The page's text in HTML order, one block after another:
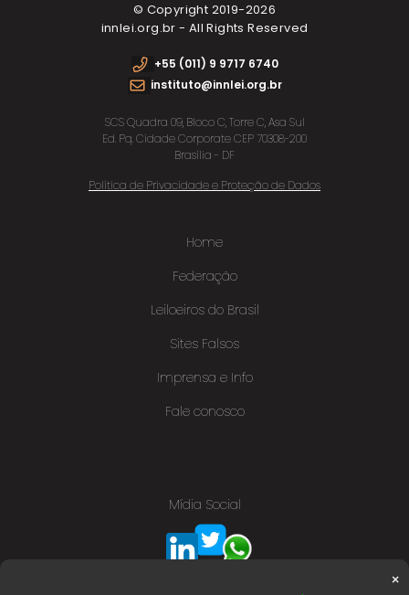
×
© Copyright 2019-2026
innlei.org.br - All Rights Reserved
+55 (011) 9 9717 6740
instituto@innlei.org.br
SCS Quadra 09, Bloco C, Torre C, Asa Sul
Ed. Pq. Cidade Corporate CEP 70308-200
Brasília - DF
Política de Privacidade e Proteção de Dados
Home
Federação
Leiloeiros do Brasil
Sites Falsos
Imprensa e Info
Fale conosco
Mídia Social